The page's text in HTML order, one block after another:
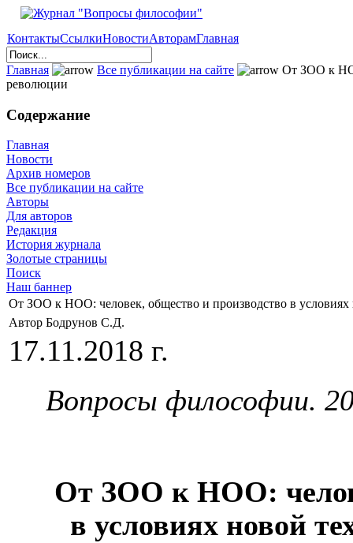
КонтактыСсылкиНовостиАвторамГлавная
Главная Все публикации на сайте
От ЗОО к
революции
Содержание
Главная
Новости
Архив номеров
Все публикации на сайте
Авторы
Для авторов
Редакция
История журнала
Золотые страницы
Поиск
Наш баннер
От ЗОО к НОО: человек, общество и производство в условиях
Автор Бодрунов С.Д.
17.11.2018 г.
Вопросы философии.
От ЗОО к НОО:
в условиях новой